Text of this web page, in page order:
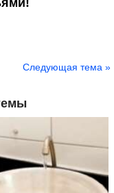
Следующая тема »